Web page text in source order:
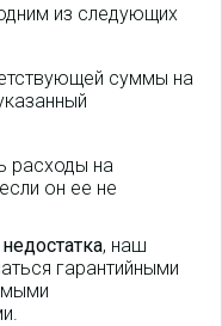
из следующих
суммы на
расходы на
он ее не
, наш
гарантийными